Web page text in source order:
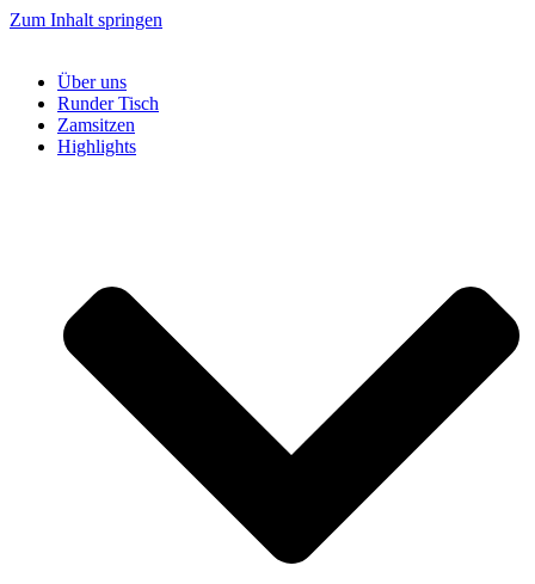
Zum Inhalt springen
Über uns
Runder Tisch
Zamsitzen
Highlights